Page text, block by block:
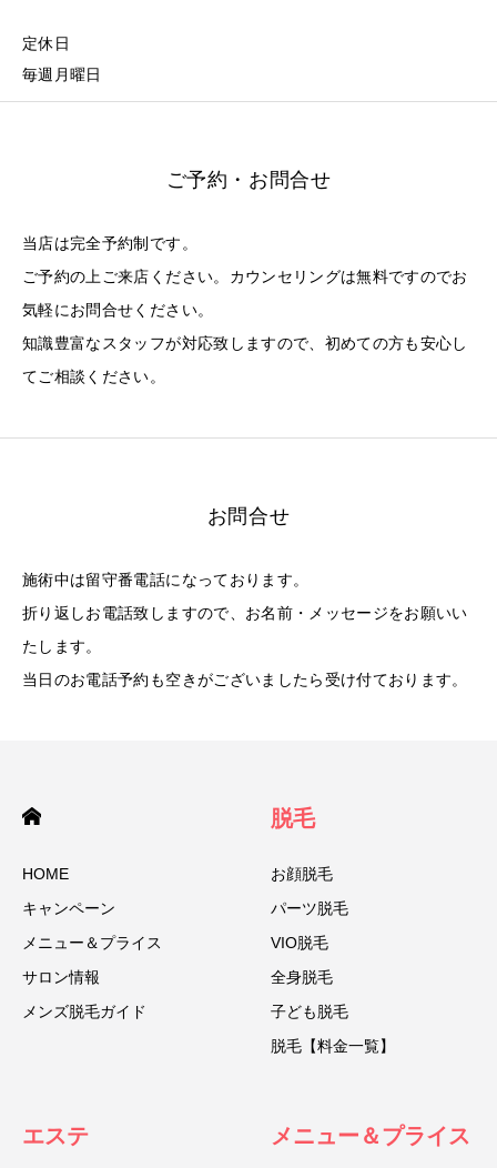
定休日
毎週月曜日
ご予約・お問合せ
当店は完全予約制です。
ご予約の上ご来店ください。カウンセリングは無料ですのでお
気軽にお問合せください。
知識豊富なスタッフが対応致しますので、初めての方も安心し
てご相談ください。
お問合せ
施術中は留守番電話になっております。
折り返しお電話致しますので、お名前・メッセージをお願いい
たします。
当日のお電話予約も空きがございましたら受け付ております。
HOME
キャンペーン
メニュー＆プライス
サロン情報
メンズ脱毛ガイド
脱毛
お顔脱毛
パーツ脱毛
VIO脱毛
全身脱毛
子ども脱毛
脱毛【料金一覧】
エステ メニュー＆プライス